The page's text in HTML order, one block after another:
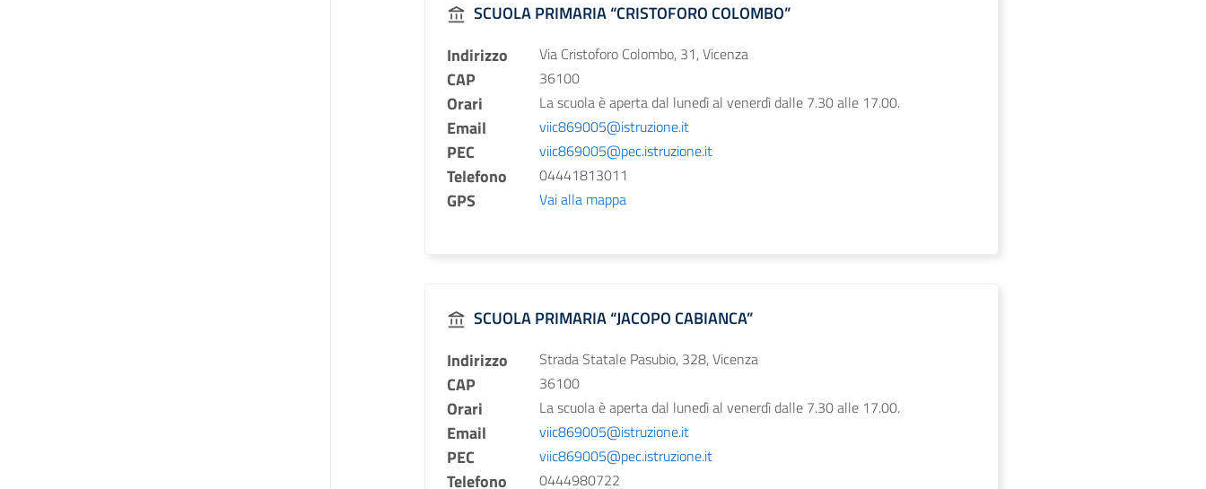
SCUOLA PRIMARIA “CRISTOFORO COLOMBO”
Indirizzo
Via Cristoforo Colombo, 31, Vicenza
CAP 36100
Orari La scuola è aperta dal lunedì al venerdì dalle 7.30 alle 17.00.
Email viic869005@istruzione.it
PEC viic869005@pec.istruzione.it
Telefono 04441813011
GPS Vai alla mappa
SCUOLA PRIMARIA “JACOPO CABIANCA”
Indirizzo
Strada Statale Pasubio, 328, Vicenza
CAP 36100
Orari La scuola è aperta dal lunedì al venerdì dalle 7.30 alle 17.00.
Email viic869005@istruzione.it
PEC viic869005@pec.istruzione.it
Telefono 0444980722